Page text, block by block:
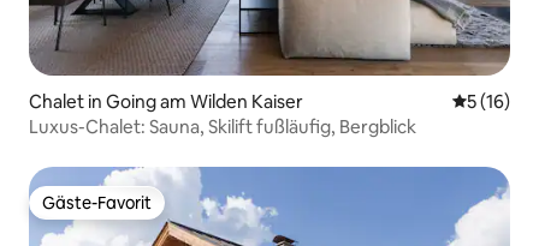
Chalet in Going am Wilden Kaiser
5 (16)
Luxus-Chalet: Sauna, Skilift fußläufig, Bergblick
Gäste-Favorit
Gäste-Favorit